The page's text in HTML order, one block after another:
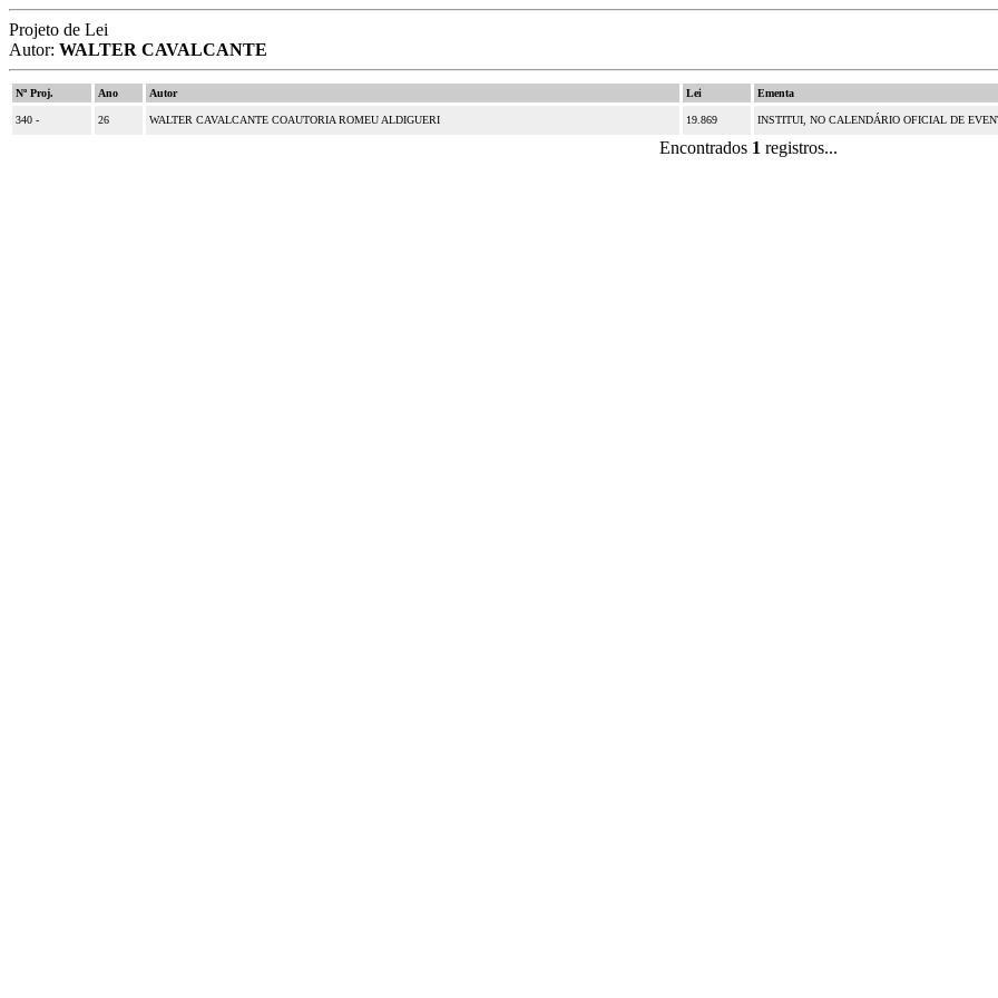
Projeto de Lei
Autor: WALTER CAVALCANTE
Nº Proj. Ano Autor Lei Ementa
340 - 26 WALTER CAVALCANTE COAUTORIA ROMEU ALDIGUERI 19.869 INSTITUI, NO CALENDÁRIO OFICIAL DE
Encontrados 1 registros...